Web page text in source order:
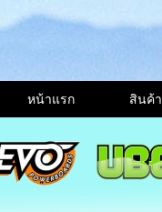
หน้าแรก สินค้า